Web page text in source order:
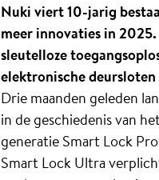
Nuki viert 10-jarig
meer innovaties in
sleutelloze
elektronische
Drie maanden geleden
in de geschiedenis van
generatie Smart Lock
Smart Lock Ultra